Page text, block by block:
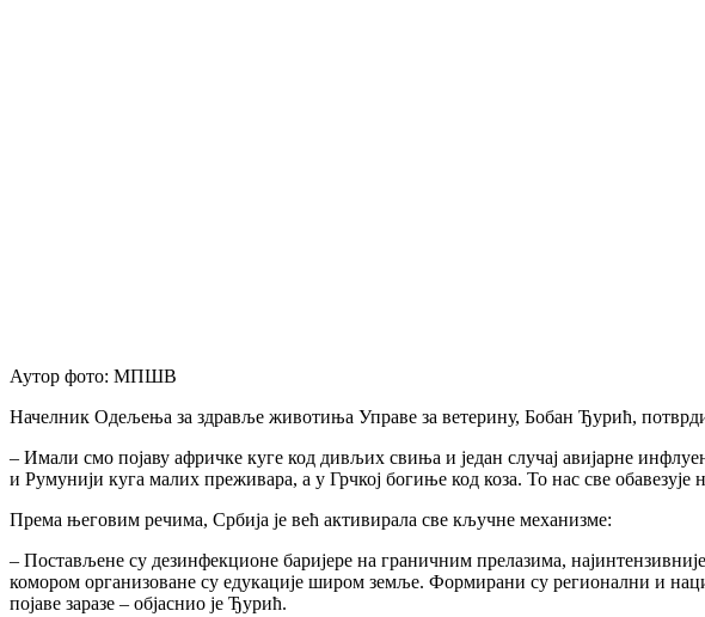
Аутор фото: МПШВ
Начелник Одељења за здравље животиња Управе за ветерину, Бобан Ђурић,
– Имали смо појаву афричке куге код дивљих свиња и један случај авијарне
и Румунији куга малих преживара, а у Грчкој богиње код коза. То нас све
Према његовим речима, Србија је већ активирала све кључне механизме:
– Постављене су дезинфекционе баријере на граничним прелазима,
комором организоване су едукације широм земље. Формирани су регионални и
појаве заразе – објаснио је Ђурић.